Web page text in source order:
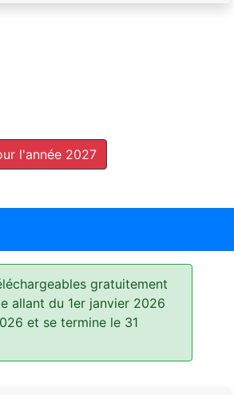
l'année 2027
gratuitement
allant du 1er janvier 2026
et se termine le 31